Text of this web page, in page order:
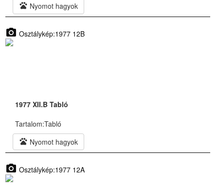
pets Nyomot hagyok
photo_camera Osztálykép:1977 12B
1977 XII.B Tabló
Tartalom:Tabló
pets Nyomot hagyok
photo_camera Osztálykép:1977 12A